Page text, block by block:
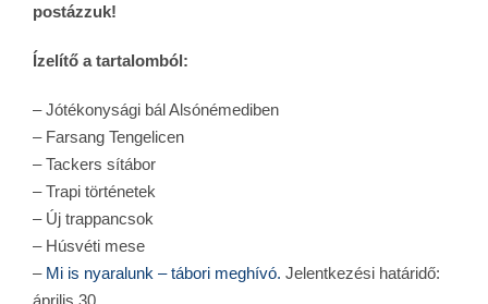
postázzuk!
Ízelítő a tartalomból:
– Jótékonysági bál Alsónémediben
– Farsang Tengelicen
– Tackers sítábor
– Trapi történetek
– Új trappancsok
– Húsvéti mese
– Mi is nyaralunk – tábori meghívó. Jelentkezési határidő:
április 30.